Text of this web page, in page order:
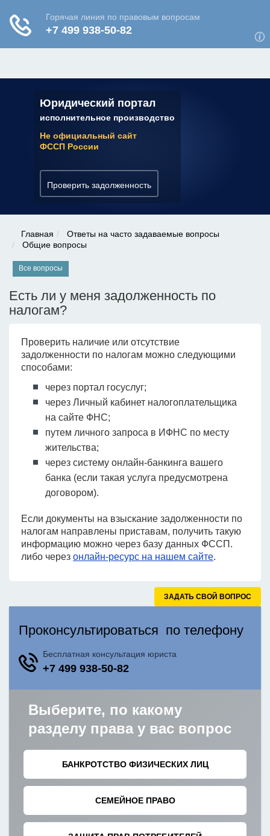
Юридический портал
исполнительное производство
Не официальный сайт
ФССП России
Проверить задолженность
✆ 7 (800) 350-22-64
Главная
Ответы на часто задаваемые вопросы
Общие вопросы
Все вопросы
Есть ли у меня задолженность по
налогам?
Проверить наличие или отсутствие
задолженности по налогам можно следующими
способами:
через портал госуслуг;
через Личный кабинет налогоплательщика
на сайте ФНС;
путем личного запроса в ИФНС по месту
жительства;
через систему онлайн-банкинга вашего
банка (если такая услуга предусмотрена
договором).
Если документы на взыскание задолженности по
налогам направлены приставам, получить такую
информацию можно через базу данных ФССП.
либо через онлайн-ресурс на нашем сайте.